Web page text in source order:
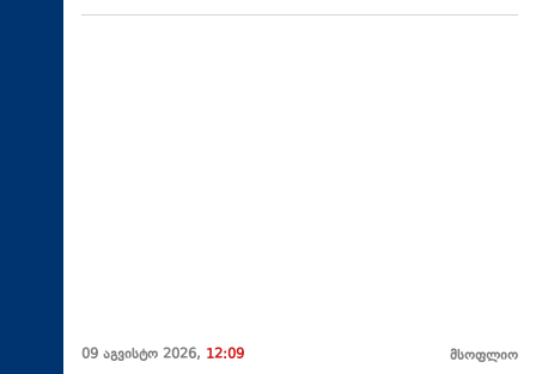
09 აგვისტო 2026, 12:09 მსოფლიო